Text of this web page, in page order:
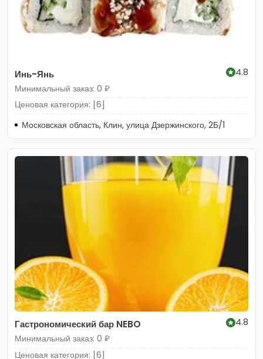
Инь-Янь
4.8
Минимальный заказ: 0 ₽
Ценовая категория: [6]
Московская область, Клин, улица Дзержинского, 2Б/1
Гастрономический бар NEBO
4.8
Минимальный заказ: 0 ₽
Ценовая категория: [6]